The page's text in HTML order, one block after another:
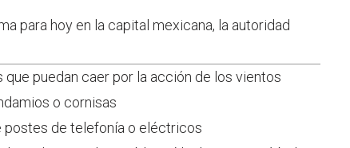
para hoy en la capital mexicana, la autoridad
que puedan caer por la acción de los vientos
o cornisas
postes de telefonía o eléctricos